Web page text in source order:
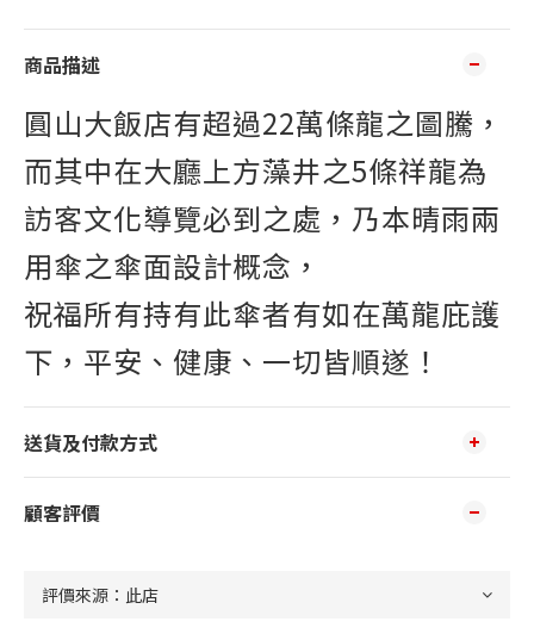
商品描述
圓山大飯店有超過22萬條龍之圖騰，
而其中在大廳上方藻井之5條祥龍為
訪客文化導覽必到之處，乃本晴雨兩
用傘之傘面設計概念，
祝福所有持有此傘者有如在萬龍庇護
下，平安、健康、一切皆順遂！
送貨及付款方式
顧客評價